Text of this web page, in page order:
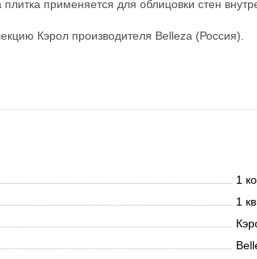
применяется для облицовки стен
Кэрол производителя Belleza (Россия).
1
1